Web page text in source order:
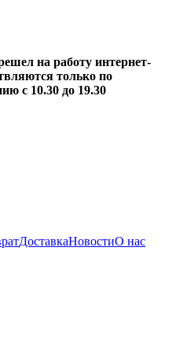
на работу интернет-
только по
с 10.30 до 19.30
ДоставкаНовостиО нас